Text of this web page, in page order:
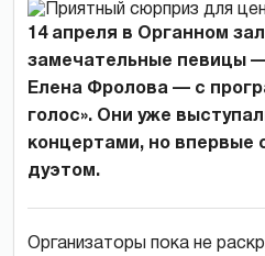
14 апреля в Органном
замечательные певицы
Елена Фролова — с
голос». Они уже
концертами, но впервые
дуэтом.
Организаторы пока не